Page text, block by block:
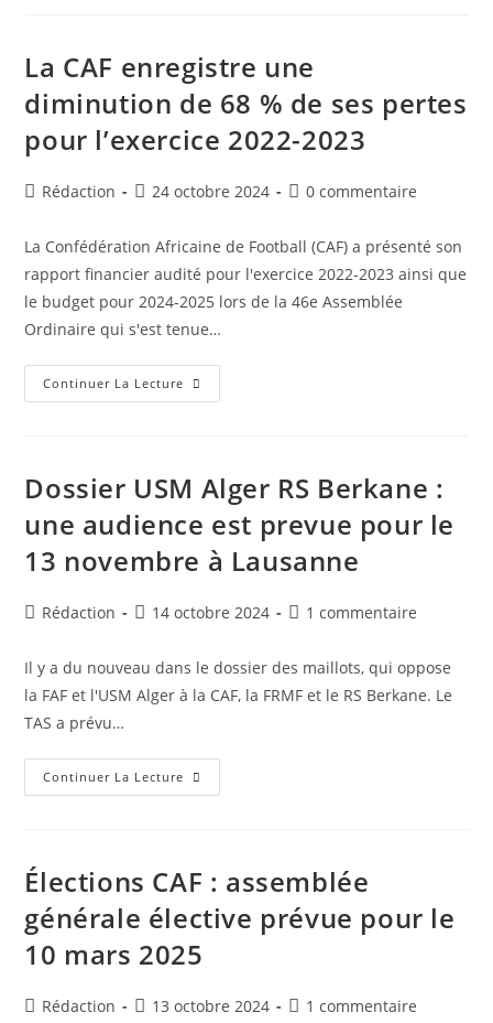
CAF
Annonce
La
Liste
Des
Nominés
La CAF enregistre une
diminution de 68 % de ses pertes
pour l’exercice 2022-2023
Auteur/autrice
la
publication :
Rédaction
Publication
24 octobre 2024
Commentaires
la
publication :
0 commentaire
La Confédération Africaine de Football (CAF) a présenté son
rapport financier audité pour l'exercice 2022-2023 ainsi que
le budget pour 2024-2025 lors de la 46e Assemblée
Ordinaire qui s'est tenue…
Continuer La Lecture La
CAF
68
%
Ses
Pertes
Pour
L’exercice
Dossier USM Alger RS Berkane :
une audience est prevue pour le
13 novembre à Lausanne
Auteur/autrice
la
publication :
Rédaction
Publication
14 octobre 2024
Commentaires
publication :
1 commentaire
Il y a du nouveau dans le dossier des maillots, qui oppose
la FAF et l'USM Alger à la CAF, la FRMF et le RS Berkane. Le
TAS a prévu…
Continuer La Lecture Dossier
USM
Une
Audience
Prevue
Pour
Le
13
Lausanne
Élections CAF : assemblée
générale élective prévue pour le
10 mars 2025
Auteur/autrice
Rédaction
Publication
13 octobre 2024
Commentaires
1 commentaire